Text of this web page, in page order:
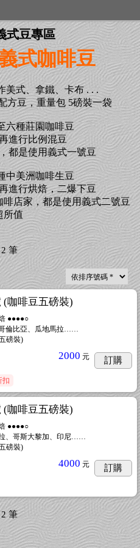
式豆專區
式咖啡豆
美式、拿鐵、卡布 . . .
方豆，重量包 5磅裝一袋
六種莊園咖啡豆
進行比例混豆
都是使用義式一號豆
中美洲咖啡生豆
進行烘焙，二爆下豆
店家，都是使用義式二號豆
所值
筆
(咖啡豆五磅裝)
●●●●○
倫比亞、瓜地馬拉……
磅裝)
2000 元 訂購
扣
(咖啡豆五磅裝)
●●●●○
、哥斯大黎加、印尼……
磅裝)
4000 元 訂購
2筆